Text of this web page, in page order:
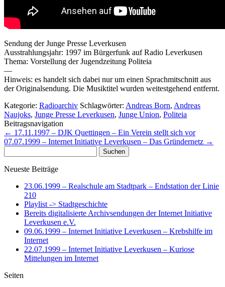
Sendung der Junge Presse Leverkusen
Ausstrahlungsjahr: 1997 im Bürgerfunk auf Radio Leverkusen
Thema: Vorstellung der Jugendzeitung Politeia
—
Hinweis: es handelt sich dabei nur um einen Sprachmitschnitt aus
der Originalsendung. Die Musiktitel wurden weitestgehend entfernt.
Kategorie: Radioarchiv Schlagwörter: Andreas Born, Andreas
Naujoks, Junge Presse Leverkusen, Junge Union, Politeia
Beitragsnavigation
← 17.11.1997 – DJK Quettingen – Ein Verein stellt sich vor
07.07.1999 – Internet Initiative Leverkusen – Das Gründernetz →
nach:
Neueste Beiträge
23.06.1999 – Realschule am Stadtpark – Endstation der Linie
210
Playlist -> Stadtgeschichte
Bereits digitalisierte Archivsendungen der Internet Initiative
Leverkusen e.V.
09.06.1999 – Internet Initiative Leverkusen – Krebshilfe im
Internet
22.07.1999 – Internet Initiative Leverkusen – Kuriose
Mittelungen im Internet
Seiten